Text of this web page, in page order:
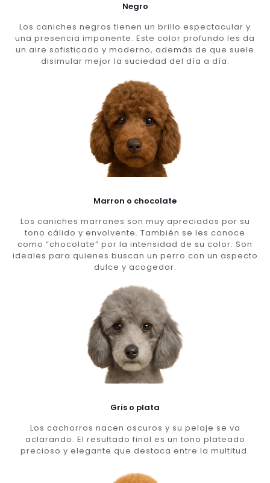
Negro
Los caniches negros tienen un brillo espectacular y
una presencia imponente. Este color profundo les da
un aire sofisticado y moderno, además de que suele
disimular mejor la suciedad del día a día.
Marron o chocolate
Los caniches marrones son muy apreciados por su
tono cálido y envolvente. También se les conoce
como “chocolate” por la intensidad de su color. Son
ideales para quienes buscan un perro con un aspecto
dulce y acogedor.
Gris o plata
Los cachorros nacen oscuros y su pelaje se va
aclarando. El resultado final es un tono plateado
precioso y elegante que destaca entre la multitud.